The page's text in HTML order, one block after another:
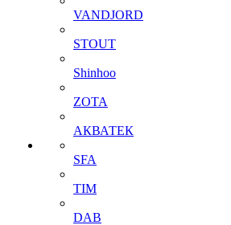
VANDJORD
STOUT
Shinhoo
ZOTA
АКВАТЕК
SFA
TIM
DAB